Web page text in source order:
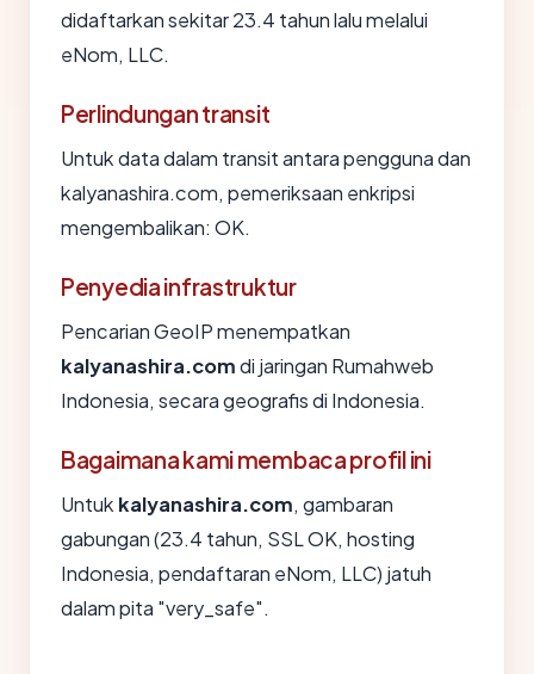
didaftarkan sekitar 23.4 tahun lalu melalui
eNom, LLC.
Perlindungan transit
Untuk data dalam transit antara pengguna dan
kalyanashira.com, pemeriksaan enkripsi
mengembalikan: OK.
Penyedia infrastruktur
Pencarian GeoIP menempatkan
kalyanashira.comdi jaringan Rumahweb
Indonesia, secara geografis di Indonesia.
Bagaimana kami membaca profil ini
Untuk kalyanashira.com, gambaran
gabungan (23.4 tahun, SSL OK, hosting
Indonesia, pendaftaran eNom, LLC) jatuh
dalam pita "very_safe".